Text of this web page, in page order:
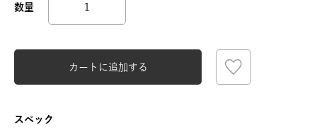
カートに追加する
スペック